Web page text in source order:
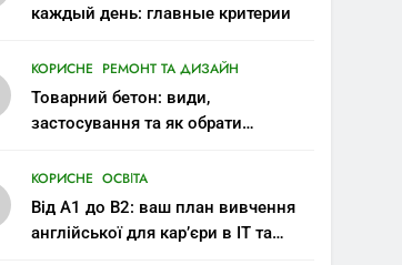
каждый день: главные критерии
КОРИСНЕ РЕМОНТ ТА ДИЗАЙН
Товарний бетон: види,
застосування та як обрати
КОРИСНЕ ОСВІТА
Від A1 до B2: ваш план вивчення
англійської для кар’єри в IT та